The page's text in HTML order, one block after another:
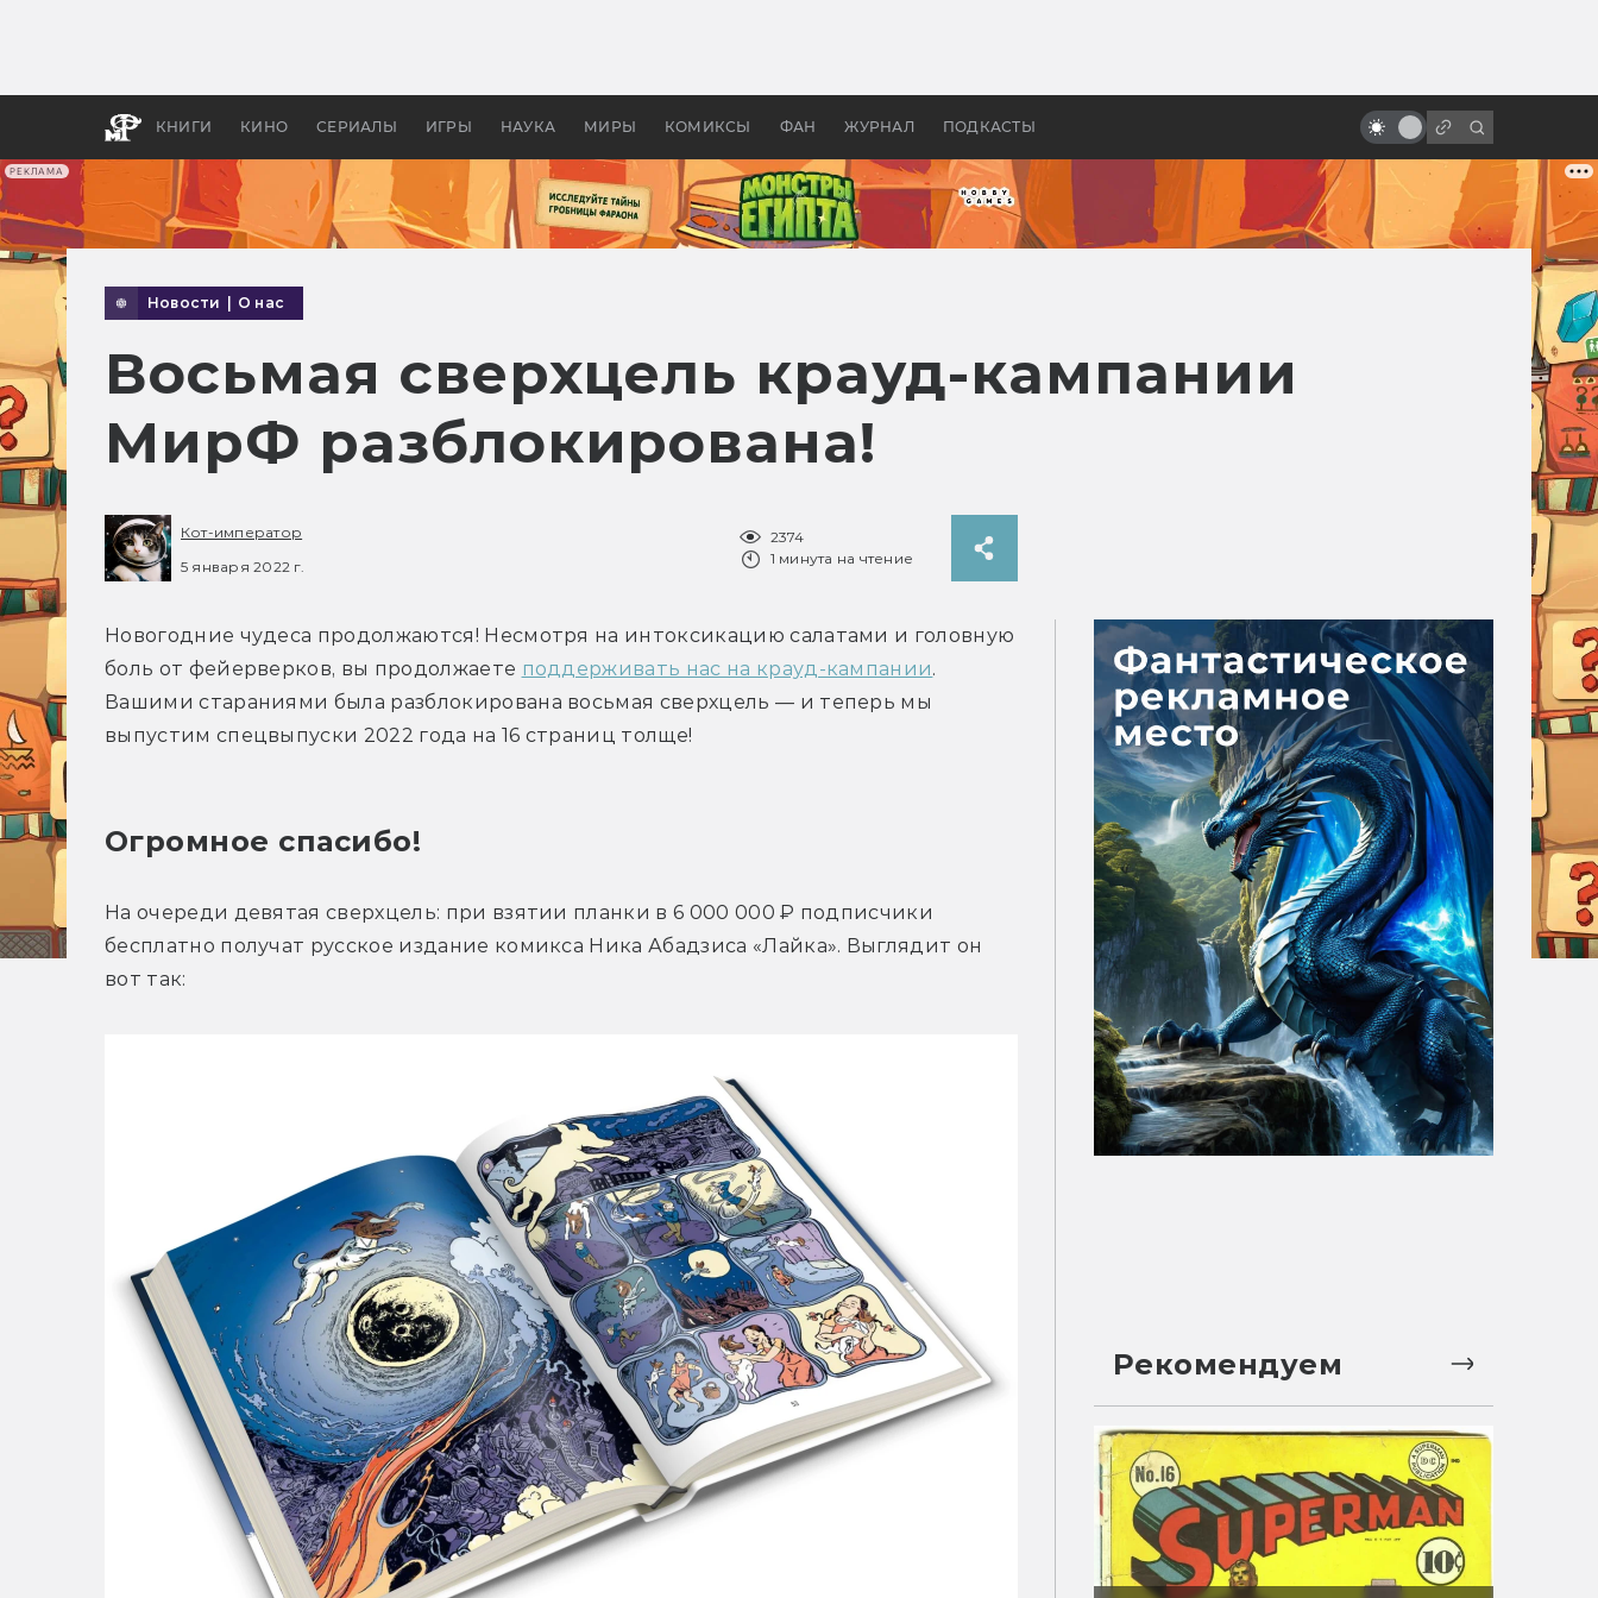
РЕКЛАМА
КНИГИ КИНО СЕРИАЛЫ ИГРЫ НАУКА МИРЫ КОМИКСЫ ФАН ЖУРНАЛ ПОДКАСТЫ
бы «Властелина колец»
Древней Грецией
Парне из пекла
Новости О нас
Восьмая сверхцель крауд-кампании
МирФ разблокирована!
Кот-император
5 января 2022 г.
2374
1 минута на чтение
Новогодние чудеса продолжаются! Несмотря на интоксикацию салатами и головную
боль от фейерверков, вы продолжаете поддерживать нас на крауд-кампании.
Вашими стараниями была разблокирована восьмая сверхцель — и теперь мы
выпустим спецвыпуски 2022 года на 16 страниц толще!
Огромное спасибо!
На очереди девятая сверхцель: при взятии планки в 6 000 000 ₽ подписчики
бесплатно получат русское издание комикса Ника Абадзиса «Лайка». Выглядит он
вот так:
Рекомендуем